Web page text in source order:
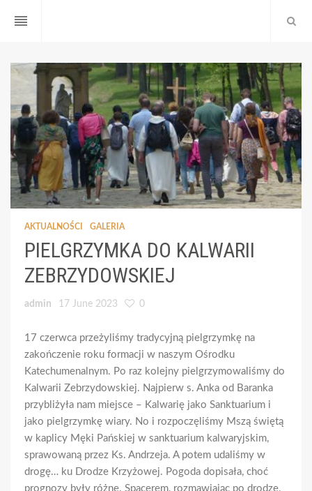
reorder
AKTUALNOŚCI GALERIA
PIELGRZYMKA DO KALWARII
ZEBRZYDOWSKIEJ
admin 17 June 2023 0
17 czerwca przeżyliśmy tradycyjną pielgrzymkę na
zakończenie roku formacji w naszym Ośrodku
Katechumenalnym. Po raz kolejny pielgrzymowaliśmy do
Kalwarii Zebrzydowskiej. Najpierw s. Anka od Baranka
przybliżyła nam miejsce – Kalwarię jako Sanktuarium i
jako pielgrzymkę wiary. No i rozpoczęliśmy Mszą świętą
w kaplicy Męki Pańskiej w sanktuarium kalwaryjskim,
sprawowaną przez Ks. Andrzeja. A potem udaliśmy w
drogę… ku Drodze Krzyżowej. Pogoda dopisała, choć
prognozy były różne. Spacerem, rozmawiając po drodze,